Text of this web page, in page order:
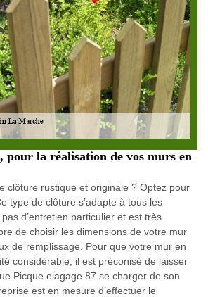
pour la réalisation de vos murs en
clôture rustique et originale ? Optez pour
type de clôture s’adapte à tous les
d’entretien particulier et est très
de choisir les dimensions de votre mur
de remplissage. Pour que votre mur en
considérable, il est préconisé de laisser
Picque elagage 87 se charger de son
est en mesure d’effectuer le